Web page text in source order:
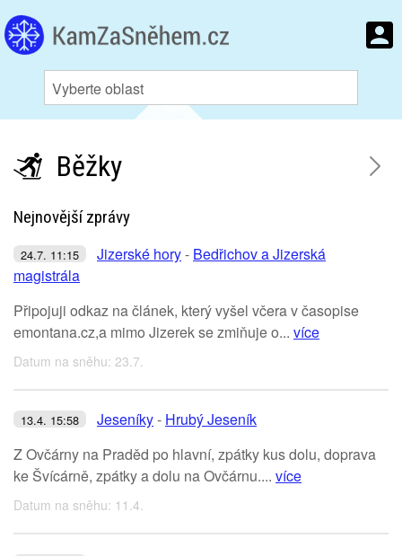
Běžky
Nejnovější zprávy
24.7. 11:15 Jizerské hory- Bedřichov a Jizerská
magistrála
Připojuji odkaz na článek, který vyšel včera v časopise
emontana.cz,a mimo Jizerek se zmiňuje o... více
Datum na sněhu: 23.7.
13.4. 15:58 Jeseníky- Hrubý Jeseník
Z Ovčárny na Praděd po hlavní, zpátky kus dolu, doprava
ke Švícárně, zpátky a dolu na Ovčárnu.... více
Datum na sněhu: 11.4.